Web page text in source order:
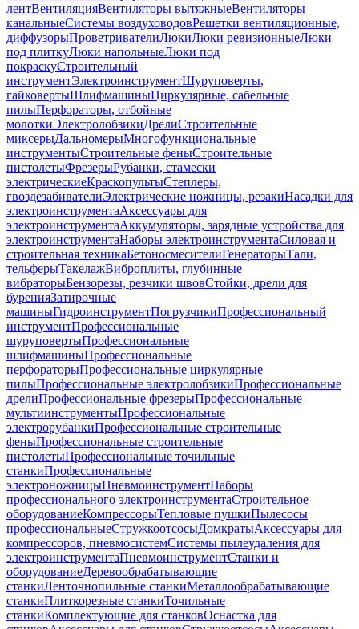
лентВентиляцияВентиляторы вытяжныеВентиляторы
канальныеСистемы воздуховодовРешетки вентиляционные,
диффузорыПроветривателиЛюкиЛюки ревизионныеЛюки
под плиткуЛюки напольныеЛюки под
покраскуСтроительный
инструментЭлектроинструментШуруповерты,
гайковертыШлифмашиныЦиркулярные, сабельные
пилыПерфораторы, отбойные
молоткиЭлектролобзикиДрелиСтроительные
миксерыДальномерыМногофункциональные
инструментыСтроительные феныСтроительные
пистолетыФрезерыРубанки, стамески
электрическиеКраскопультыСтеплеры,
гвоздезабивателиЭлектрические ножницы, резакиНасадки для
электроинструментаАксессуары для
электроинструментаАккумуляторы, зарядные устройства для
электроинструментаНаборы электроинструментаСиловая и
строительная техникаБетоносмесителиГенераторыТали,
тельферыТакелажВиброплиты, глубинные
вибраторыБензорезы, резчики швовСтойки, дрели для
буренияЗатирочные
машиныГидроинструментПогрузчикиПрофессиональный
инструментПрофессиональные
шуруповертыПрофессиональные
шлифмашиныПрофессиональные
перфораторыПрофессиональные циркулярные
пилыПрофессиональные электролобзикиПрофессиональные
дрелиПрофессиональные фрезерыПрофессиональные
мультиинструментыПрофессиональные
электрорубанкиПрофессиональные строительные
феныПрофессиональные строительные
пистолетыПрофессиональные точильные
станкиПрофессиональные
электроножницыПневмоинструментНаборы
профессионального электроинструментаСтроительное
оборудованиеКомпрессорыТепловые пушкиПылесосы
профессиональныеСтружкоотсосыДомкратыАксессуары для
компрессоров, пневмосистемСистемы пылеудаления для
электроинструментаПневмоинструментСтанки и
оборудованиеДеревообрабатывающие
станкиЛенточнопильные станкиМеталлообрабатывающие
станкиПлиткорезные станкиТочильные
станкиКомплектующие для станковОснастка для